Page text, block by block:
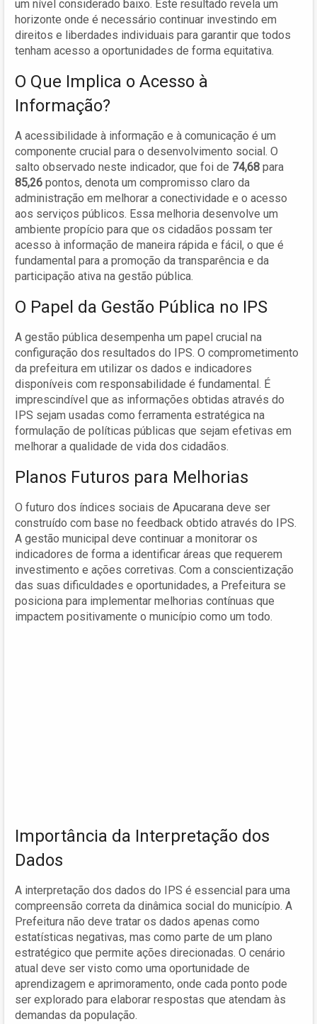
um nível considerado baixo. Este resultado revela um
horizonte onde é necessário continuar investindo em
direitos e liberdades individuais para garantir que todos
tenham acesso a oportunidades de forma equitativa.
O Que Implica o Acesso à
Informação?
A acessibilidade à informação e à comunicação é um
componente crucial para o desenvolvimento social. O
salto observado neste indicador, que foi de 74,68 para
85,26 pontos, denota um compromisso claro da
administração em melhorar a conectividade e o acesso
aos serviços públicos. Essa melhoria desenvolve um
ambiente propício para que os cidadãos possam ter
acesso à informação de maneira rápida e fácil, o que é
fundamental para a promoção da transparência e da
participação ativa na gestão pública.
O Papel da Gestão Pública no IPS
A gestão pública desempenha um papel crucial na
configuração dos resultados do IPS. O comprometimento
da prefeitura em utilizar os dados e indicadores
disponíveis com responsabilidade é fundamental. É
imprescindível que as informações obtidas através do
IPS sejam usadas como ferramenta estratégica na
formulação de políticas públicas que sejam efetivas em
melhorar a qualidade de vida dos cidadãos.
Planos Futuros para Melhorias
O futuro dos índices sociais de Apucarana deve ser
construído com base no feedback obtido através do IPS.
A gestão municipal deve continuar a monitorar os
indicadores de forma a identificar áreas que requerem
investimento e ações corretivas. Com a conscientização
das suas dificuldades e oportunidades, a Prefeitura se
posiciona para implementar melhorias contínuas que
impactem positivamente o município como um todo.
Importância da Interpretação dos
Dados
A interpretação dos dados do IPS é essencial para uma
compreensão correta da dinâmica social do município. A
Prefeitura não deve tratar os dados apenas como
estatísticas negativas, mas como parte de um plano
estratégico que permite ações direcionadas. O cenário
atual deve ser visto como uma oportunidade de
aprendizagem e aprimoramento, onde cada ponto pode
ser explorado para elaborar respostas que atendam às
demandas da população.